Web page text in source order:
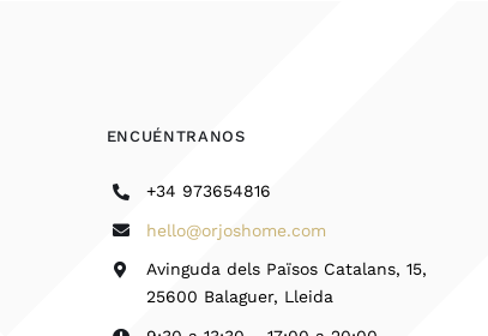
ENCUÉNTRANOS
+34 973654816
hello@orjoshome.com
Avinguda dels Països Catalans, 15,
25600 Balaguer, Lleida